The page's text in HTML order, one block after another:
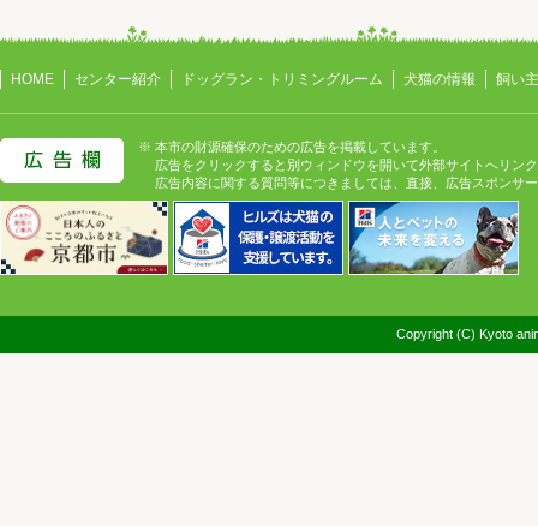
HOME センター紹介 ドッグラン・トリミングルーム 犬猫の情報 飼い
※ 本市の財源確保のための広告を掲載しています。
広告をクリックすると別ウィンドウを開いて外部サイトへリン
広告内容に関する質問等につきましては、直接、広告スポンサ
Copyright (C) Kyoto